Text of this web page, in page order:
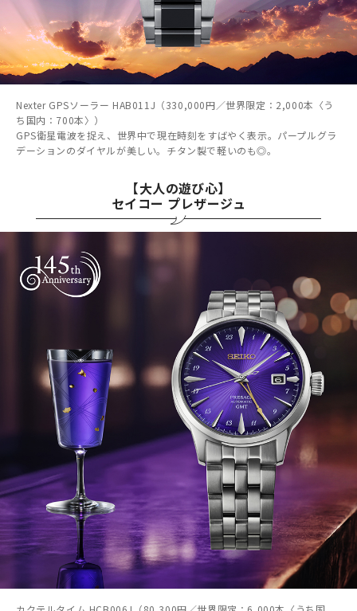
Nexter GPSソーラー HAB011J（330,000円／世界限定：2,000本〈う
ち国内：700本〉）
GPS衛星電波を捉え、世界中で現在時刻をすばやく表示。パープルグラ
デーションのダイヤルが美しい。チタン製で軽いのも◎。
【大人の遊び心】
セイコー プレザージュ